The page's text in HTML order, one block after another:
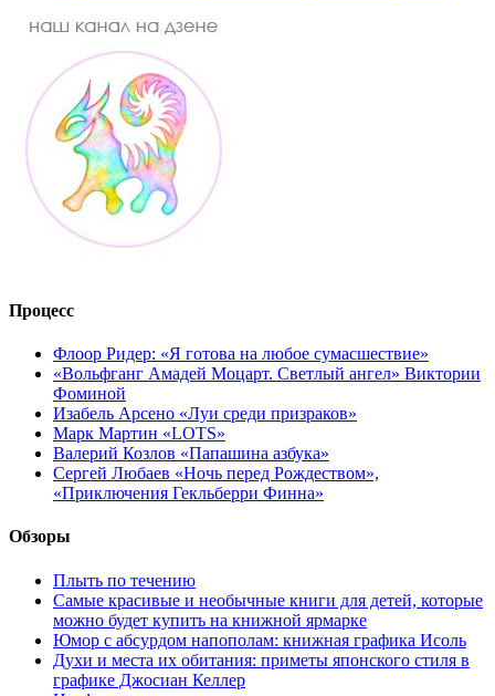
Процесс
Флоор Ридер: «Я готова на любое сумасшествие»
«Вольфганг Амадей Моцарт. Светлый ангел» Виктории
Фоминой
Изабель Арсено «Луи среди призраков»
Марк Мартин «LOTS»
Валерий Козлов «Папашина азбука»
Сергей Любаев «Ночь перед Рождеством»,
«Приключения Гекльберри Финна»
Обзоры
Плыть по течению
Самые красивые и необычные книги для детей, которые
можно будет купить на книжной ярмарке
Юмор с абсурдом напополам: книжная графика Исоль
Духи и места их обитания: приметы японского стиля в
графике Джосиан Келлер